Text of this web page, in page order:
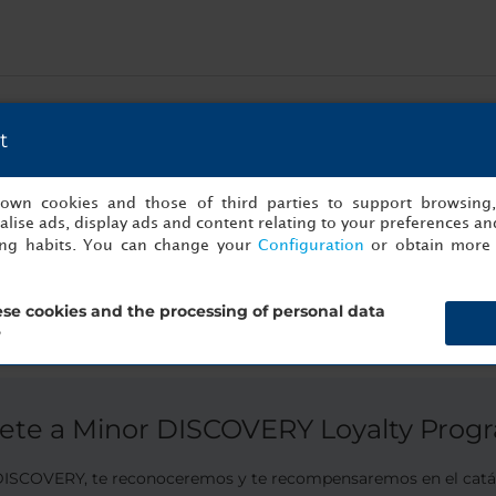
veces una de las mejores ciudades del mundo para moverse
los sitios más bonitos a los que puedes ir en bici; los
Oferta exclusiva solo para nuestros preciados
y cerveza o aquavit típicamente daneses.
a Minor DISCOVERY Loyalty
te reconoceremos y te recompensaremos en el
cookies and those of third parties to support
ads, display ads and content relating to your preferences
habits. You can change your Configuration or obtain
cookies and the processing of personal data